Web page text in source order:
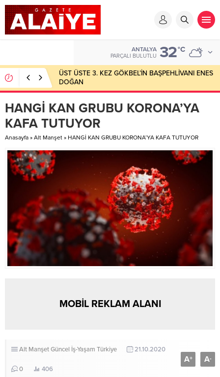
ANTALYA
PARÇALI BULUTLU 32°C
ÜST ÜSTE 3. KEZ GÖKBEL’İN BAŞPEHLİVANI ENES
DOĞAN
HANGİ KAN GRUBU KORONA’YA
KAFA TUTUYOR
Anasayfa » Alt Manşet » HANGİ KAN GRUBU KORONA’YA KAFA TUTUYOR
MOBİL REKLAM ALANI
Alt ManşetGüncel İş-Yaşam Türkiye 21.10.2020
0 406
A+ A-